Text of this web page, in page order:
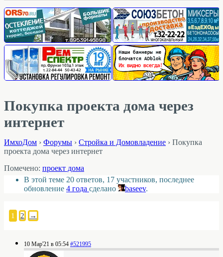
Покупка проекта дома через
интернет
ИмхоДом › Форумы › Стройка и Домовладение › Покупка
проекта дома через интернет
Помечено: проект дома
В этой теме 20 ответов, 17 участников, последнее
обновление 4 года сделано baseev.
1 2 →
10 Мар'21 в 05:54 #521995